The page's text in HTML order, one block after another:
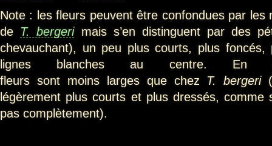
Note : les fleurs peuvent être confondues par les
de T. bergerimais s’en distinguent par des
chevauchant), un peu plus courts, plus
lignes blanches au centre. En
fleurs sont moins larges que chez T. bergeri
légèrement plus courts et plus dressés, comme
pas complètement).